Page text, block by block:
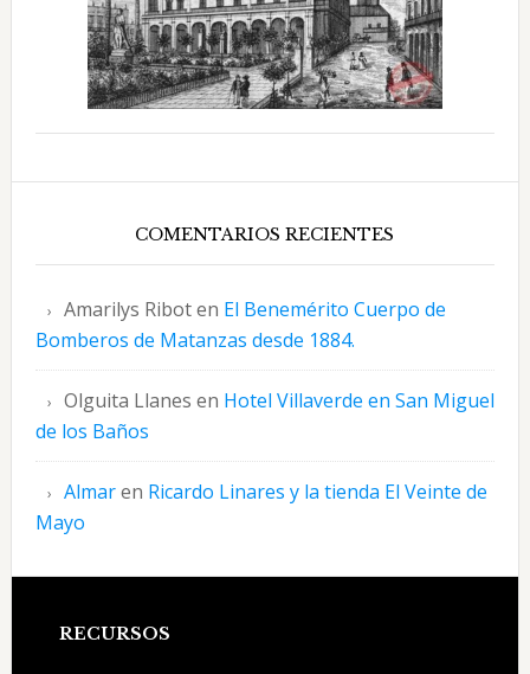
COMENTARIOS RECIENTES
Amarilys Riboten El Benemérito Cuerpo de
Bomberos de Matanzas desde 1884.
Olguita Llanes en Hotel Villaverde en San Miguel
de los Baños
Almaren Ricardo Linares y la tienda El Veinte de
Mayo
Footer
RECURSOS